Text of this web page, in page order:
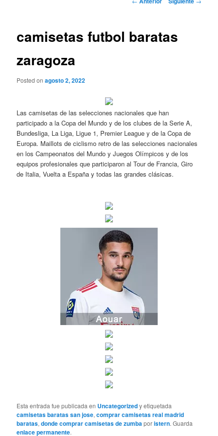
camisetas futbol baratas
zaragoza
Posted onagosto 2, 2022
Las camisetas de las selecciones nacionales que han
participado a la Copa del Mundo y de los clubes de la Serie A,
Bundesliga, La Liga, Ligue 1, Premier League y de la Copa de
Europa. Maillots de ciclismo retro de las selecciones nacionales
en los Campeonatos del Mundo y Juegos Olímpicos y de los
equipos profesionales que participaron al Tour de Francia, Giro
de Italia, Vuelta a España y todas las grandes clásicas.
Esta entrada fue publicada en Uncategorizedy etiquetada
camisetas baratas san jose,comprar camisetas real madrid
baratas,donde comprar camisetas de zumba poristern. Guarda
enlace permanente.